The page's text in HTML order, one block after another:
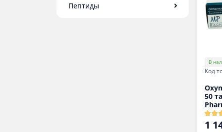
Пептиды
В
Код
50
1